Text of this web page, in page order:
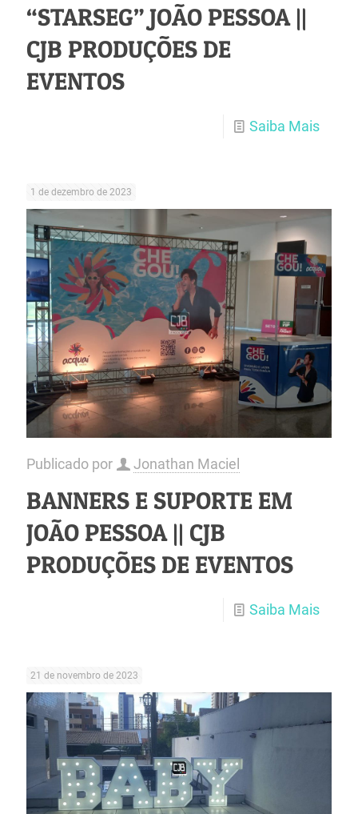
“STARSEG” JOÃO PESSOA ||
CJB PRODUÇÕES DE
EVENTOS
Saiba Mais
1 de dezembro de 2023
Publicado por Jonathan Maciel
BANNERS E SUPORTE EM
JOÃO PESSOA || CJB
PRODUÇÕES DE EVENTOS
Saiba Mais
21 de novembro de 2023